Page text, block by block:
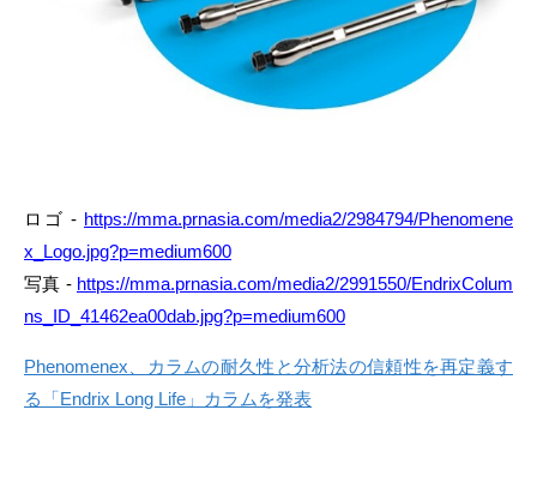
ロゴ - https://mma.prnasia.com/media2/2984794/Phenomene
x_Logo.jpg?p=medium600
写真 - https://mma.prnasia.com/media2/2991550/EndrixColum
ns_ID_41462ea00dab.jpg?p=medium600
Phenomenex、カラムの耐久性と分析法の信頼性を再定義す
る「Endrix Long Life」カラムを発表